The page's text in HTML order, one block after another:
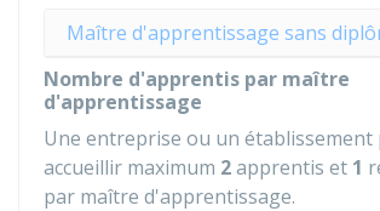
Maître d'apprentissage sans
Nombre d'apprentis par maître
d'apprentissage
Une entreprise ou un établissement
accueillir maximum 2apprentis et 1
par maître d'apprentissage.